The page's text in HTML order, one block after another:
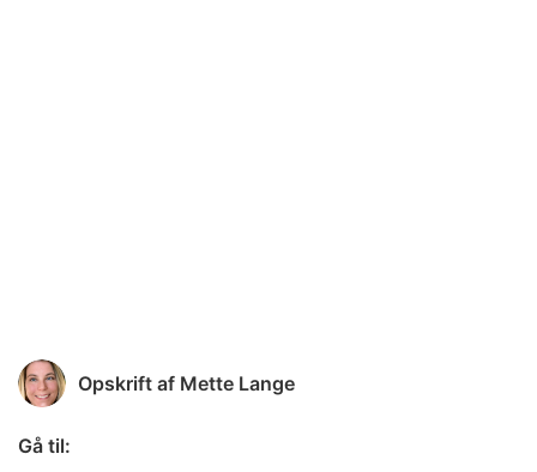
Opskrift af Mette Lange
Gå til: